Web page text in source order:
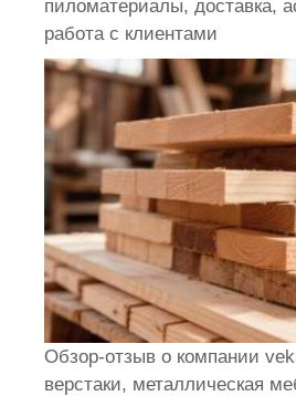
пиломатериалы, доставка,
работа с клиентами
Обзор-отзыв о компании
верстаки, металлическая